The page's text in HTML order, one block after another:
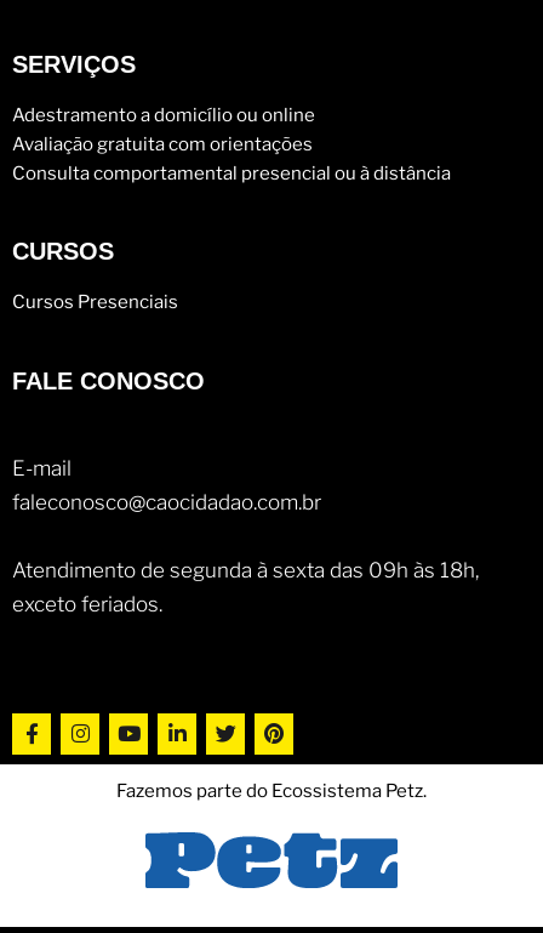
SERVIÇOS
Adestramento a domicílio ou online
Avaliação gratuita com orientações
Consulta comportamental presencial ou à distância
CURSOS
Cursos Presenciais
FALE CONOSCO
E-mail
faleconosco@caocidadao.com.br
Atendimento de segunda à sexta das 09h às 18h,
exceto feriados.
Fazemos parte do Ecossistema Petz.